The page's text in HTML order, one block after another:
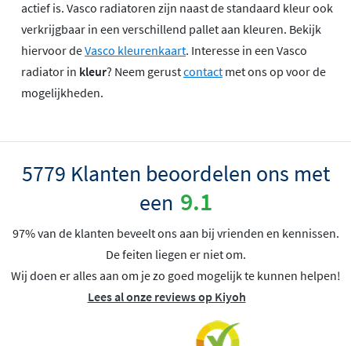
actief is. Vasco radiatoren zijn naast de standaard kleur ook
verkrijgbaar in een verschillend pallet aan kleuren. Bekijk
hiervoor deVasco kleurenkaart. Interesse in een Vasco
radiator in kleur? Neem gerustcontact met ons op voor de
mogelijkheden.
5779 Klanten beoordelen ons met
een 9.1
97% van de klanten beveelt ons aan bij vrienden en kennissen.
De feiten liegen er niet om.
Wij doen er alles aan om je zo goed mogelijk te kunnen helpen!
Lees al onze reviews op Kiyoh